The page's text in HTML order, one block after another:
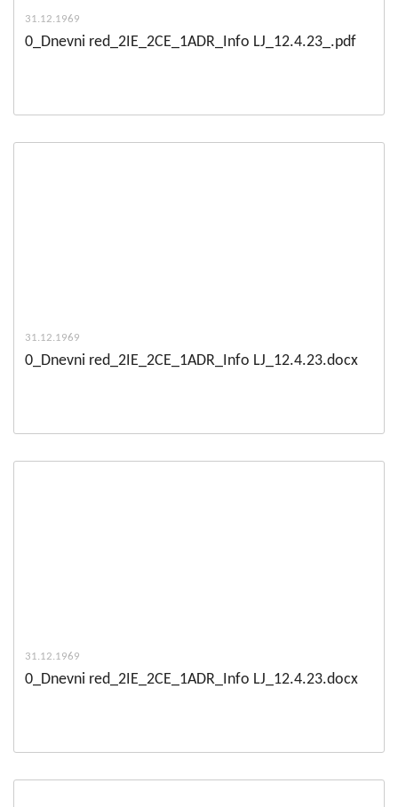
31.12.1969
0_Dnevni red_2IE_2CE_1ADR_Info LJ_12.4.23_.pdf
31.12.1969
0_Dnevni red_2IE_2CE_1ADR_Info LJ_12.4.23.docx
31.12.1969
0_Dnevni red_2IE_2CE_1ADR_Info LJ_12.4.23.docx